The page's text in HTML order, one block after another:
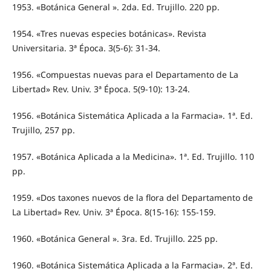
1953. «Botánica General ». 2da. Ed. Trujillo. 220 pp.
1954. «Tres nuevas especies botánicas». Revista
Universitaria. 3ª Época. 3(5-6): 31-34.
1956. «Compuestas nuevas para el Departamento de La
Libertad» Rev. Univ. 3ª Época. 5(9-10): 13-24.
1956. «Botánica Sistemática Aplicada a la Farmacia». 1ª. Ed.
Trujillo, 257 pp.
1957. «Botánica Aplicada a la Medicina». 1ª. Ed. Trujillo. 110
pp.
1959. «Dos taxones nuevos de la flora del Departamento de
La Libertad» Rev. Univ. 3ª Época. 8(15-16): 155-159.
1960. «Botánica General ». 3ra. Ed. Trujillo. 225 pp.
1960. «Botánica Sistemática Aplicada a la Farmacia». 2ª. Ed.